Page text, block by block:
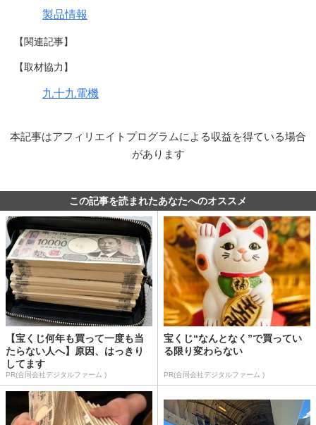
製品情報
【関連記事】
【取材協力】
九十九電機
本記事はアフィリエイトプログラムによる収益を得ている場合
があります
この記事を読まれたあなたへのオススメ
【宝くじ何年も買って一度も当
たらない人へ】原因、はっきり
してます
PR(合同会社デジタルファーム )
宝くじ“なんとなく”で買ってい
る限り変わらない
PR(合同会社デジタルファーム )